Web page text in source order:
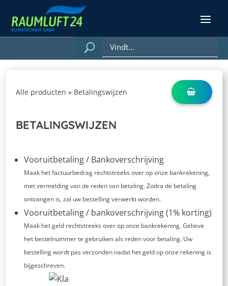
Alle producten » Betalingswijzen
BETALINGSWIJZEN
Vooruitbetaling / Bankoverschrijving
Maak het factuurbedrag rechtstreeks over op onze bankrekening,
met vermelding van de reden van betaling. Zodra de betaling
ontvangen is, zal uw bestelling verwerkt worden.
Vooruitbetaling / bankoverschrijving (1% korting)
Maak het geld rechtstreeks over op onze bankrekening. Gelieve
het bestelnummer te gebruiken als reden voor betaling. Uw
bestelling wordt pas verzonden nadat het geld op onze rekening is
bijgeschreven.